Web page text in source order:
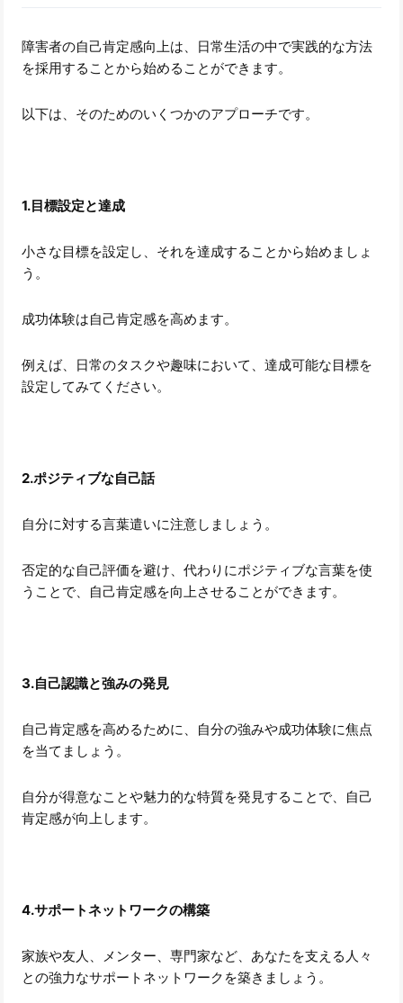
障害者の自己肯定感向上は、日常生活の中で実践的な方法
を採用することから始めることができます。
以下は、そのためのいくつかのアプローチです。
1.目標設定と達成
小さな目標を設定し、それを達成することから始めましょ
う。
成功体験は自己肯定感を高めます。
例えば、日常のタスクや趣味において、達成可能な目標を
設定してみてください。
2.ポジティブな自己話
自分に対する言葉遣いに注意しましょう。
否定的な自己評価を避け、代わりにポジティブな言葉を使
うことで、自己肯定感を向上させることができます。
3.自己認識と強みの発見
自己肯定感を高めるために、自分の強みや成功体験に焦点
を当てましょう。
自分が得意なことや魅力的な特質を発見することで、自己
肯定感が向上します。
4.サポートネットワークの構築
家族や友人、メンター、専門家など、あなたを支える人々
との強力なサポートネットワークを築きましょう。